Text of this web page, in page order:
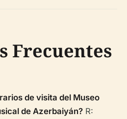
Frecuentes
de visita del Museo
de Azerbaiyán? R: